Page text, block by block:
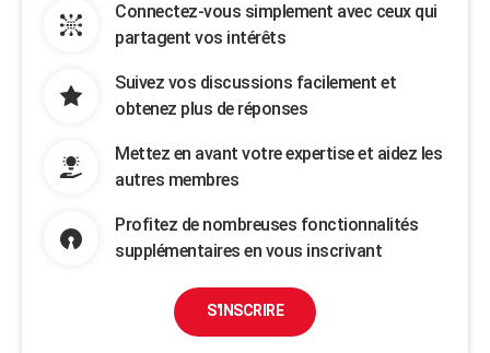
Connectez-vous simplement avec ceux qui
partagent vos intérêts
Suivez vos discussions facilement et
obtenez plus de réponses
Mettez en avant votre expertise et aidez les
autres membres
Profitez de nombreuses fonctionnalités
supplémentaires en vous inscrivant
S'INSCRIRE